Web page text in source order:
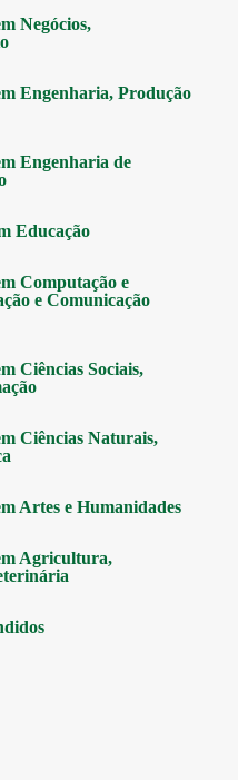
Negócios,
Engenharia, Produção
Engenharia de
Educação
Computação e
e Comunicação
Ciências Sociais,
Ciências Naturais,
Artes e Humanidades
Agricultura,